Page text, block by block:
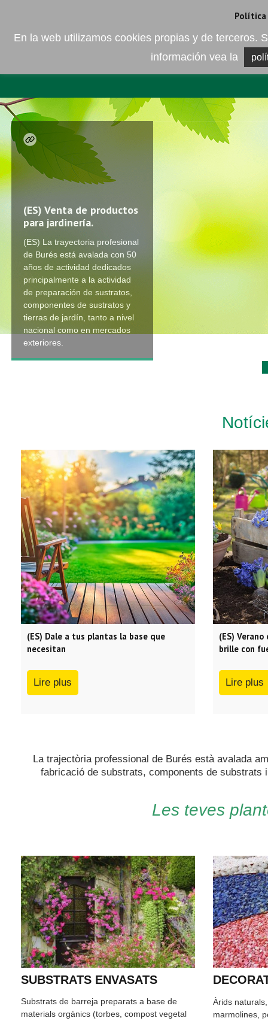
EMPRESA ELEMENTO DEL
(ES) Venta de productos
para jardinería.
(ES) La trayectoria profesional
de Burés está avalada con 50
años de actividad dedicados
principalmente a la actividad
de preparación de sustratos,
componentes de sustratos y
tierras de jardín, tanto a nivel
nacional como en mercados
exteriores.
(ES) Dale a tus plantas la base que
necesitan
Lire plus
(ES)
brille con
Lire plus
La trajectòria professional de Burés està avalada
fabricació de substrats, components de
Les teves
SUBSTRATS ENVASATS
Substrats de barreja preparats a base de
materials orgànics (torbes, compost vegetal
Àrids
marmolines,
Política
En la web utilizamos cookies propias y de terceros.
información vea la